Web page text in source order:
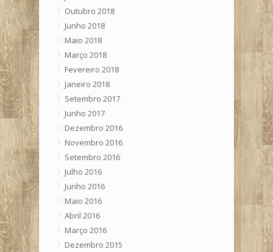
Outubro 2018
Junho 2018
Maio 2018
Março 2018
Fevereiro 2018
Janeiro 2018
Setembro 2017
Junho 2017
Dezembro 2016
Novembro 2016
Setembro 2016
Julho 2016
Junho 2016
Maio 2016
Abril 2016
Março 2016
Dezembro 2015